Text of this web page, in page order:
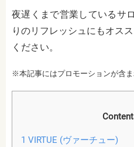
夜遅くまで営業しているサ
りのリフレッシュにもオス
ください。
※本記事にはプロモーションが含
1 VIRTUE (ヴァーチュー)